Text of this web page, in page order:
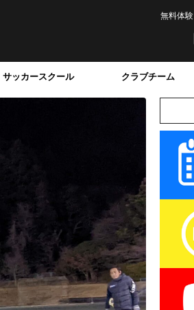
無料体験
サッカースクール クラブチーム